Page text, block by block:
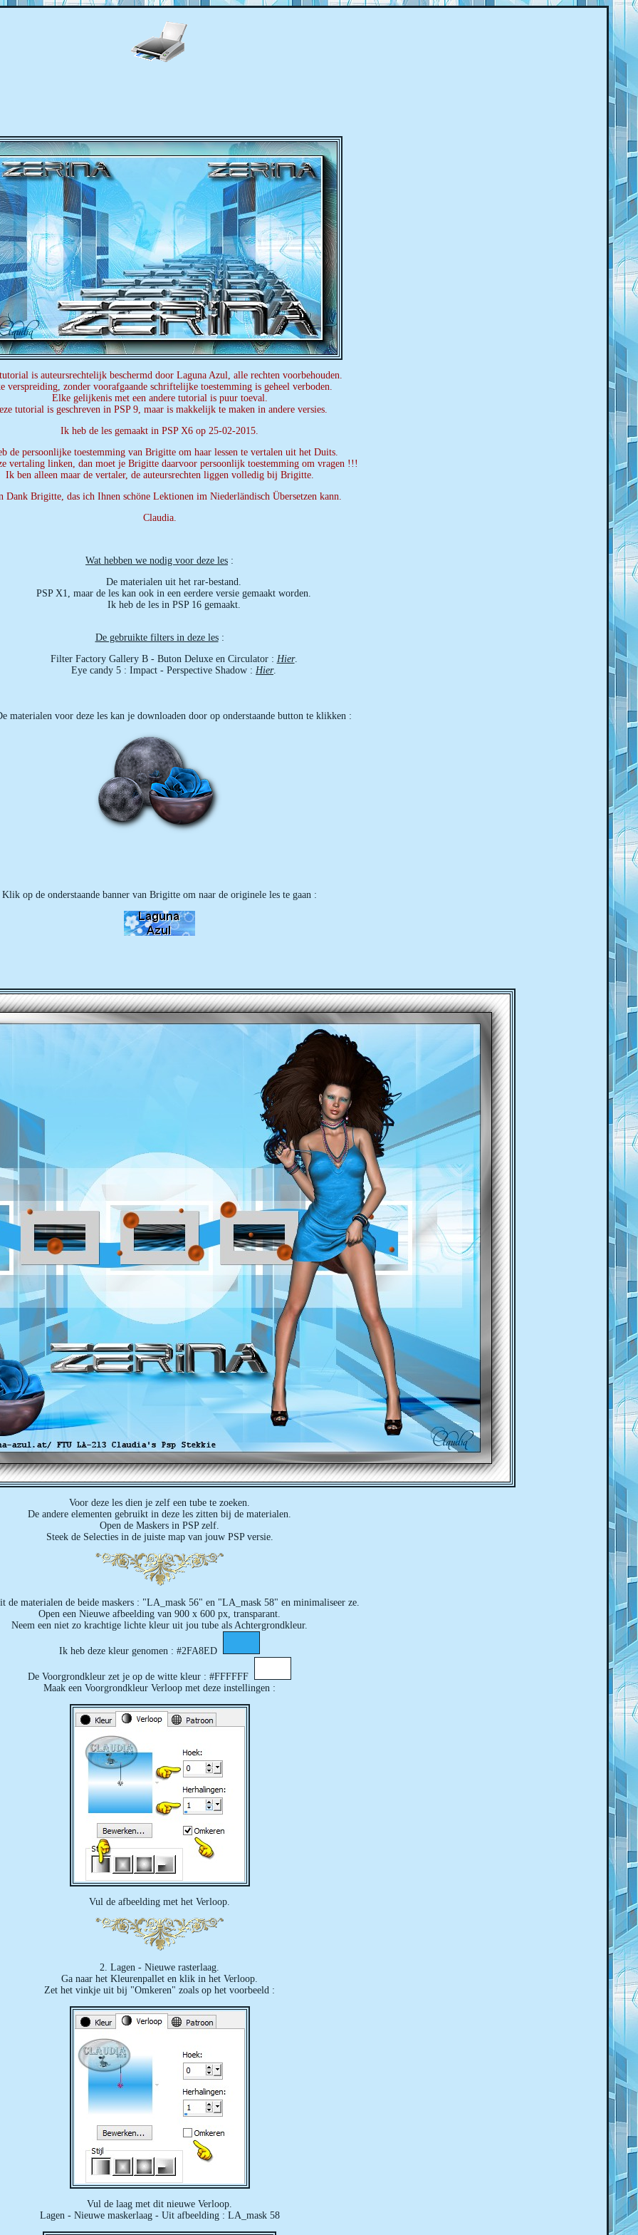
is auteursrechtelijk beschermd door Laguna Azul, alle rechten voorbehouden.
verspreiding, zonder voorafgaande schriftelijke toestemming is geheel verboden.
Elke gelijkenis met een andere tutorial is puur toeval.
tutorial is geschreven in PSP 9, maar is makkelijk te maken in andere versies.
Ik heb de les gemaakt in PSP X6 op 25-02-2015.
de persoonlijke toestemming van Brigitte om haar lessen te vertalen uit het Duits.
vertaling linken, dan moet je Brigitte daarvoor persoonlijk toestemming om vragen !!!
Ik ben alleen maar de vertaler, de auteursrechten liggen volledig bij Brigitte.
Dank Brigitte, das ich Ihnen schöne Lektionen im Niederländisch Übersetzen kann.
Claudia.
Wat hebben we nodig voor deze les :
De materialen uit het rar-bestand.
PSP X1, maar de les kan ook in een eerdere versie gemaakt worden.
Ik heb de les in PSP 16 gemaakt.
De gebruikte filters in deze les:
Filter Factory Gallery B - Buton Deluxe en Circulator : Hier.
Eye candy 5 : Impact - Perspective Shadow : Hier.
materialen voor deze les kan je downloaden door op onderstaande button te klikken :
Klik op de onderstaande banner van Brigitte om naar de originele les te gaan :
Voor deze les dien je zelf een tube te zoeken.
De andere elementen gebruikt in deze les zitten bij de materialen.
Open de Maskers in PSP zelf.
Steek de Selecties in de juiste map van jouw PSP versie.
de materialen de beide maskers : "LA_mask 56" en "LA_mask 58" en minimaliseer ze.
Open een Nieuwe afbeelding van 900 x 600 px, transparant.
Neem een niet zo krachtige lichte kleur uit jou tube als Achtergrondkleur.
Ik heb deze kleur genomen : #2FA8ED
De Voorgrondkleur zet je op de witte kleur : #FFFFFF
Maak een Voorgrondkleur Verloop met deze instellingen :
Vul de afbeelding met het Verloop.
2. Lagen - Nieuwe rasterlaag.
Ga naar het Kleurenpallet en klik in het Verloop.
Zet het vinkje uit bij "Omkeren" zoals op het voorbeeld :
Vul de laag met dit nieuwe Verloop.
Lagen - Nieuwe maskerlaag - Uit afbeelding : LA_mask 58